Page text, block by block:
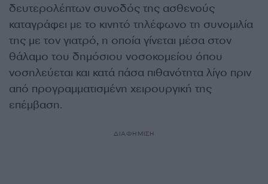
δευτερολέπτων συνοδός της ασθενούς
καταγράφει με το κινητό τηλέφωνο τη συνομιλία
της με τον γιατρό, η οποία γίνεται μέσα στον
θάλαμο του δημόσιου νοσοκομείου όπου
νοσηλεύεται και κατά πάσα πιθανότητα λίγο πριν
από προγραμματισμένη χειρουργική της
επέμβαση.
ΔΙΑΦΗΜΙΣΗ